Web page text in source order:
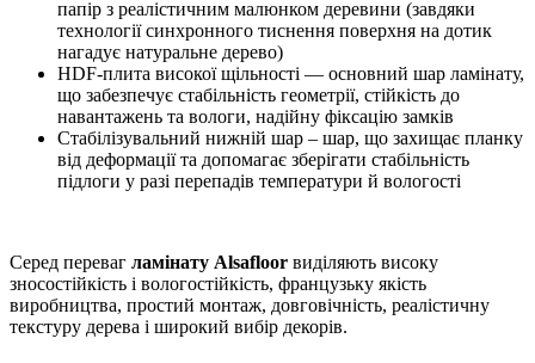
папір з реалістичним малюнком деревини (завдяки
технології синхронного тиснення поверхня на дотик
нагадує натуральне дерево)
HDF-плита високої щільності — основний шар ламінату,
що забезпечує стабільність геометрії, стійкість до
навантажень та вологи, надійну фіксацію замків
Стабілізувальний нижній шар – шар, що захищає планку
від деформації та допомагає зберігати стабільність
підлоги у разі перепадів температури й вологості
Серед переваг ламінату Alsafloor виділяють високу
зносостійкість і вологостійкість, французьку якість
виробництва, простий монтаж, довговічність, реалістичну
текстуру дерева і широкий вибір декорів.